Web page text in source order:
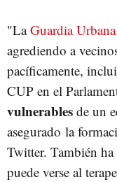
"LaGuardia Urbana
agrediendo a
pacíficamente,
CUP en el
vulnerables de un
asegurado la
Twitter. También
puede verse al